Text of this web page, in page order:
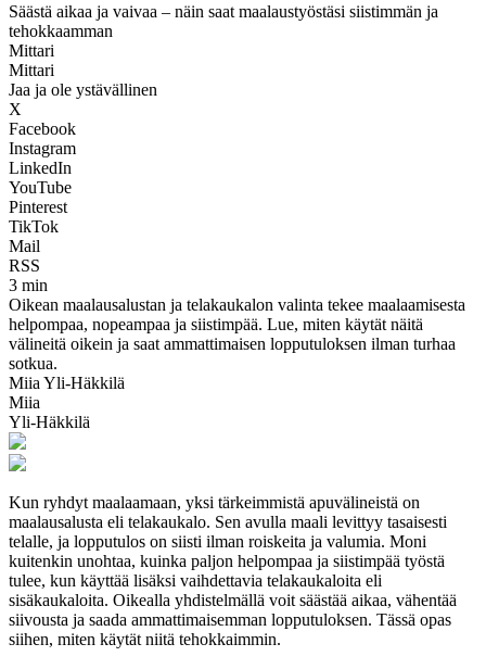
Säästä aikaa ja vaivaa – näin saat maalaustyöstäsi siistimmän ja
tehokkaamman
Mittari
Mittari
Jaa ja ole ystävällinen
X
Facebook
Instagram
LinkedIn
YouTube
Pinterest
TikTok
Mail
RSS
3 min
Oikean maalausalustan ja telakaukalon valinta tekee maalaamisesta
helpompaa, nopeampaa ja siistimpää. Lue, miten käytät näitä
välineitä oikein ja saat ammattimaisen lopputuloksen ilman turhaa
sotkua.
Miia Yli-Häkkilä
Miia
Yli-Häkkilä
Kun ryhdyt maalaamaan, yksi tärkeimmistä apuvälineistä on
maalausalusta eli telakaukalo. Sen avulla maali levittyy tasaisesti
telalle, ja lopputulos on siisti ilman roiskeita ja valumia. Moni
kuitenkin unohtaa, kuinka paljon helpompaa ja siistimpää työstä
tulee, kun käyttää lisäksi vaihdettavia telakaukaloita eli
sisäkaukaloita. Oikealla yhdistelmällä voit säästää aikaa, vähentää
siivousta ja saada ammattimaisemman lopputuloksen. Tässä opas
siihen, miten käytät niitä tehokkaimmin.